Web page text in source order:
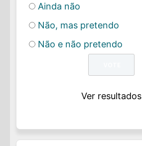
Ainda não
Não, mas pretendo
Não e não pretendo
Ver resultados